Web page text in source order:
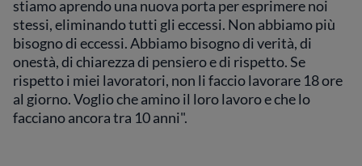
stiamo aprendo una nuova porta per esprimere noi
stessi, eliminando tutti gli eccessi. Non abbiamo più
bisogno di eccessi. Abbiamo bisogno di verità, di
onestà, di chiarezza di pensiero e di rispetto. Se
rispetto i miei lavoratori, non li faccio lavorare 18 ore
al giorno. Voglio che amino il loro lavoro e che lo
facciano ancora tra 10 anni".